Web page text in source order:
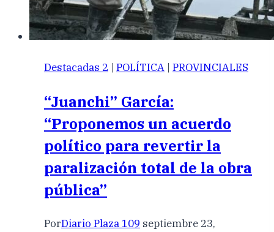
Destacadas 2 | POLÍTICA | PROVINCIALES
“Juanchi” García:
“Proponemos un acuerdo
político para revertir la
paralización total de la obra
pública”
PorDiario Plaza 109 septiembre 23,